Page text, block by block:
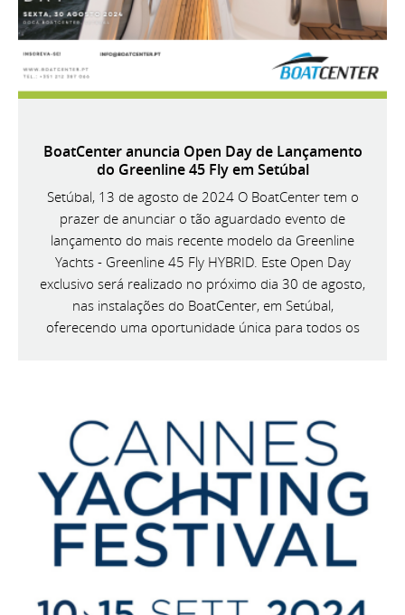
BoatCenter anuncia Open Day de Lançamento
do Greenline 45 Fly em Setúbal
Setúbal, 13 de agosto de 2024 O BoatCenter tem o
prazer de anunciar o tão aguardado evento de
lançamento do mais recente modelo da Greenline
Yachts - Greenline 45 Fly HYBRID. Este Open Day
exclusivo será realizado no próximo dia 30 de agosto,
nas instalações do BoatCenter, em Setúbal,
oferecendo uma oportunidade única para todos os